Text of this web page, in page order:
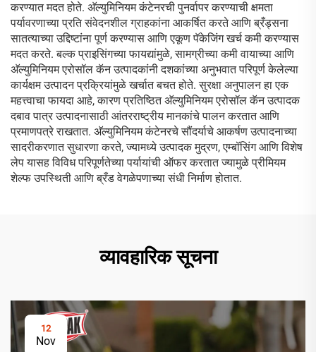
करण्यात मदत होते. अ‍ॅल्युमिनियम कंटेनरची पुनर्वापर करण्याची क्षमता
पर्यावरणाच्या प्रति संवेदनशील ग्राहकांना आकर्षित करते आणि ब्रँड्सना
सातत्याच्या उद्दिष्टांना पूर्ण करण्यास आणि एकूण पॅकेजिंग खर्च कमी करण्यास
मदत करते. बल्क प्राइसिंगच्या फायद्यांमुळे, सामग्रीच्या कमी वायाच्या आणि
अ‍ॅल्युमिनियम एरोसॉल कॅन उत्पादकांनी दशकांच्या अनुभवात परिपूर्ण केलेल्या
कार्यक्षम उत्पादन प्रक्रियांमुळे खर्चात बचत होते. सुरक्षा अनुपालन हा एक
महत्त्वाचा फायदा आहे, कारण प्रतिष्ठित अ‍ॅल्युमिनियम एरोसॉल कॅन उत्पादक
दबाव पात्र उत्पादनासाठी आंतरराष्ट्रीय मानकांचे पालन करतात आणि
प्रमाणपत्रे राखतात. अ‍ॅल्युमिनियम कंटेनरचे सौंदर्याचे आकर्षण उत्पादनाच्या
सादरीकरणात सुधारणा करते, ज्यामध्ये उत्पादक मुद्रण, एम्बॉसिंग आणि विशेष
लेप यासह विविध परिपूर्णतेच्या पर्यायांची ऑफर करतात ज्यामुळे प्रीमियम
शेल्फ उपस्थिती आणि ब्रँड वेगळेपणाच्या संधी निर्माण होतात.
व्यावहारिक सूचना
12
Nov